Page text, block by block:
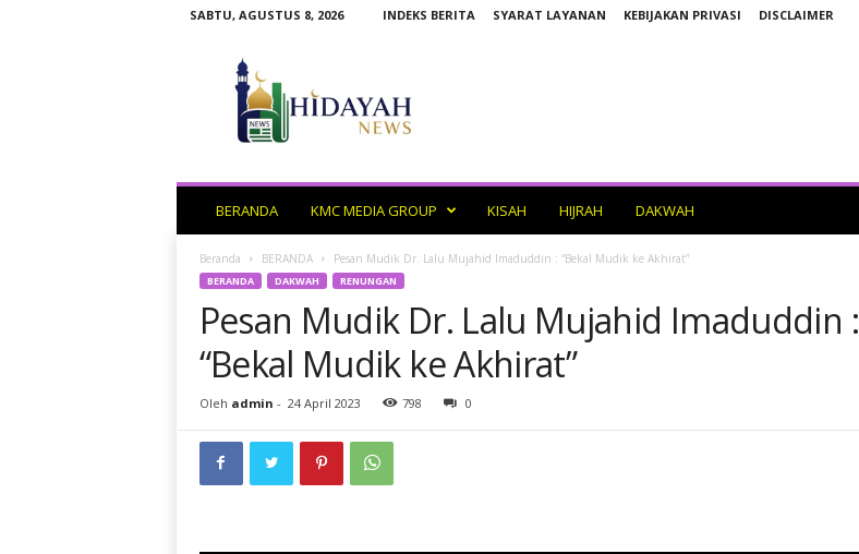
SABTU, AGUSTUS 8, 2026 INDEKS BERITA SYARAT LAYANAN KEBIJAKAN PRIVASI DISCLAIMER
h
e
BERANDA KMC MEDIA GROUP KISAH HIJRAH DAKWAH
Beranda BERANDA Pesan Mudik Dr. Lalu Mujahid Imaduddin : “Bekal Mudik ke Akhirat”
BERANDA DAKWAH RENUNGAN
Pesan Mudik Dr. Lalu Mujahid Imaduddin :
“Bekal Mudik ke Akhirat”
Oleh admin - 24 April 2023 798 0